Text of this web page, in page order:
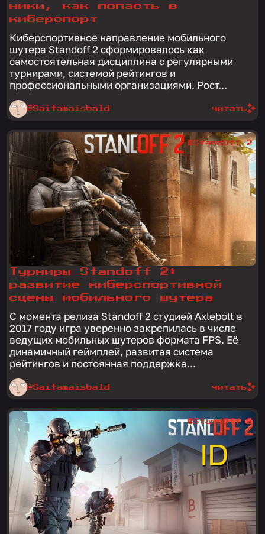
ники, как попасть в
киберспорт
Киберспортивное направление мобильного
шутера Standoff 2 сформировалось как
самостоятельная дисциплина с регулярными
турнирами, системой рейтингов и
профессиональными организациями. Рост...
@Saitamaisbald читать
Турниры Standoff 2:
развитие киберспортивной
сцены мобильного шутера
С момента релиза Standoff 2 студией Axlebolt в
2017 году игра уверенно закрепилась в числе
ведущих мобильных шутеров формата FPS. Её
динамичный геймплей, развитая система
рейтингов и постоянная поддержка...
@Saitamaisbald
#StandOff 2
читать
#StandOff 2